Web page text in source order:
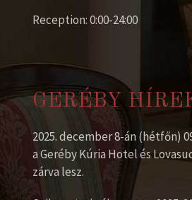
Reception: 0:00-24:00
GERÉBY
2025. december 8-án (hétfőn)
a Geréby Kúria Hotel és
zárva lesz.